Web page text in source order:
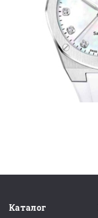
Каталог